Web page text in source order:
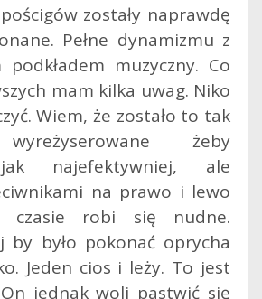
zostały naprawdę
Pełne dynamizmu z
podkładem muzyczny. Co
mam kilka uwag. Niko
Wiem, że zostało to tak
żeby
najefektywniej, ale
na prawo i lewo
czasie robi się nudne.
by było pokonać oprycha
Jeden cios i leży. To jest
jednak woli pastwić się